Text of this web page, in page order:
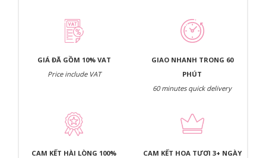
GIÁ ĐÃ GỒM 10% VAT
Price include VAT
GIAO NHANH TRONG 60
PHÚT
60 minutes quick delivery
CAM KẾT HÀI LÒNG 100%
CAM KẾT HOA TƯƠI 3+ NGÀY